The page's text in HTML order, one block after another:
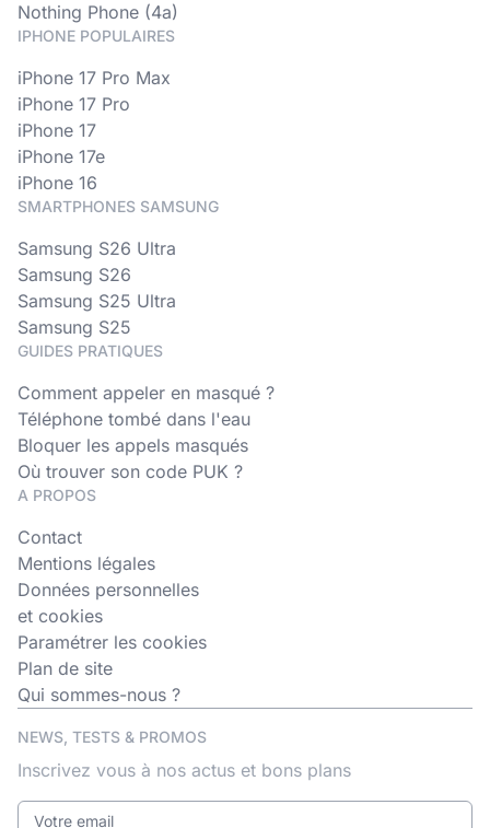
Nothing Phone (4a)
IPHONE POPULAIRES
iPhone 17 Pro Max
iPhone 17 Pro
iPhone 17
iPhone 17e
iPhone 16
SMARTPHONES SAMSUNG
Samsung S26 Ultra
Samsung S26
Samsung S25 Ultra
Samsung S25
GUIDES PRATIQUES
Comment appeler en masqué ?
Téléphone tombé dans l'eau
Bloquer les appels masqués
Où trouver son code PUK ?
A PROPOS
Contact
Mentions légales
Données personnelles
et cookies
Paramétrer les cookies
Plan de site
Qui sommes-nous ?
NEWS, TESTS & PROMOS
Inscrivez vous à nos actus et bons plans